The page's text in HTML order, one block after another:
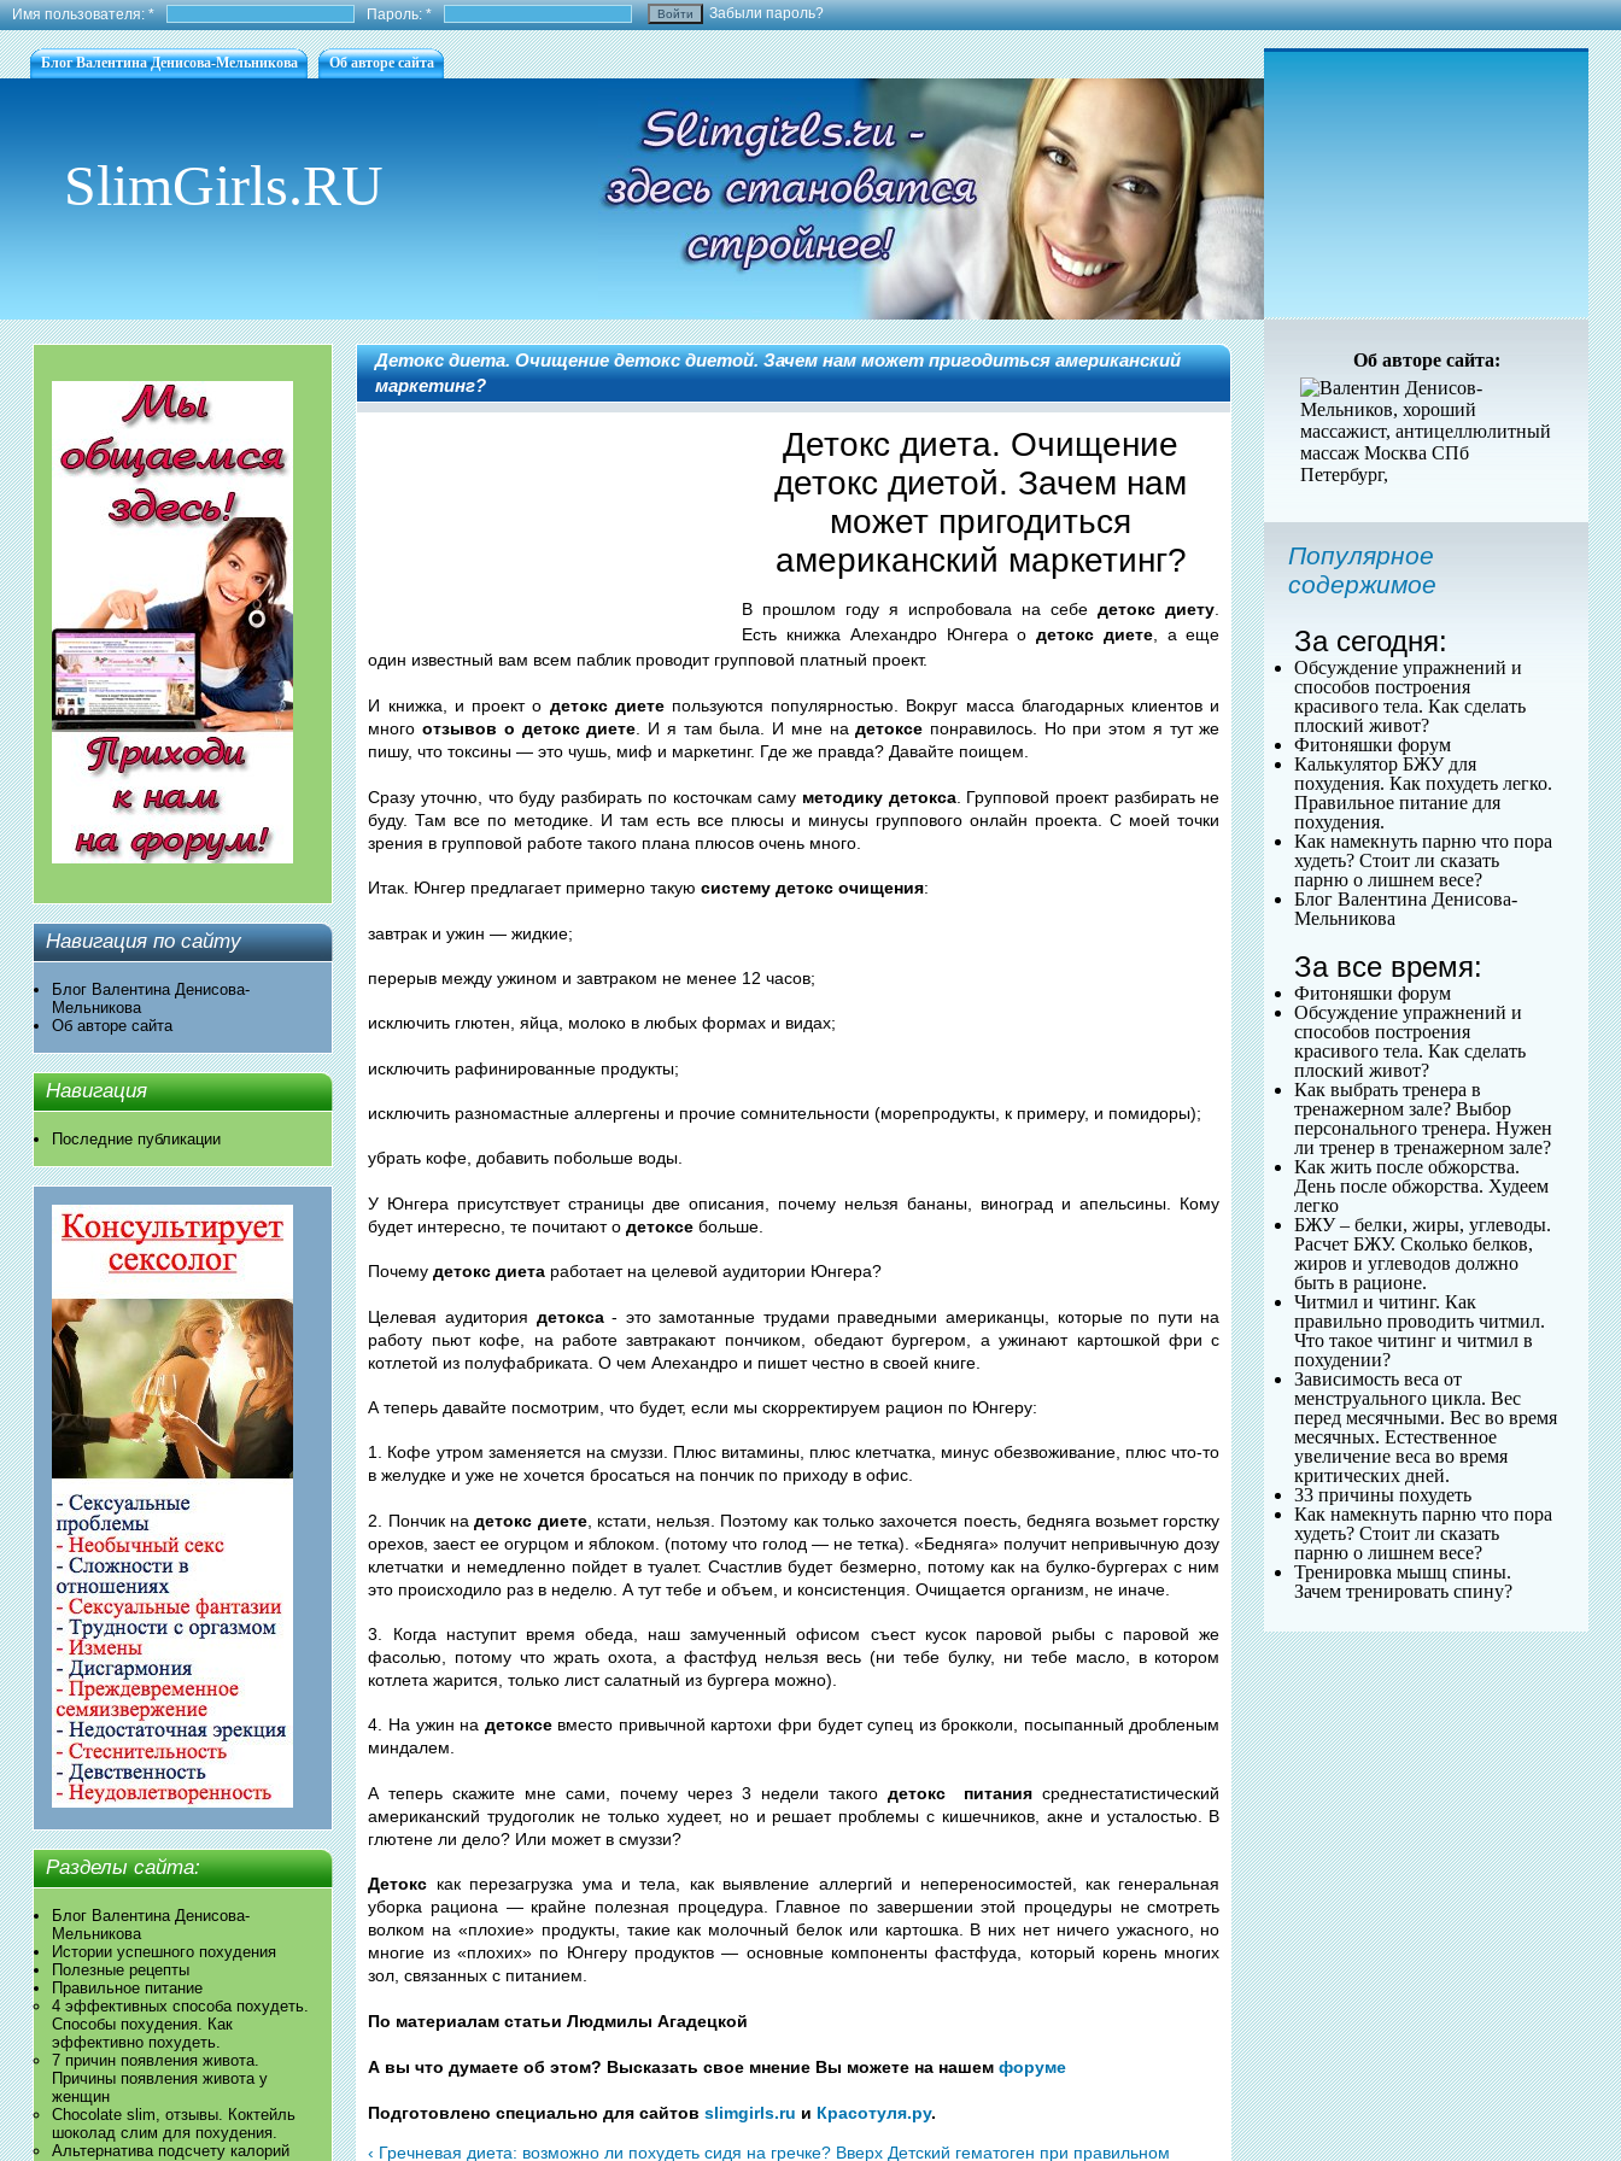
Имя пользователя:* Пароль:* Забыли пароль?
Блог Валентина Денисова-Мельникова Об авторе сайта
SlimGirls.RU
Навигация по сайту
Блог Валентина Денисова-
Мельникова
Об авторе сайта
Навигация
Последние публикации
Разделы сайта:
Блог Валентина Денисова-
Мельникова
Истории успешного похудения
Полезные рецепты
Правильное питание
4 эффективных способа похудеть.
Способы похудения. Как
эффективно похудеть.
7 причин появления живота.
Причины появления живота у
женщин
Chocolate slim, отзывы. Коктейль
шоколад слим для похудения.
Альтернатива подсчету калорий
Детокс диета. Очищение детокс диетой. Зачем нам может пригодиться американский
маркетинг?
Детокс диета. Очищение
детокс диетой. Зачем нам
может пригодиться
американский маркетинг?
В прошлом году я испробовала на себедетокс диету
Есть книжка Алехандро Юнгера одетокс диете, а еще
один известный вам всем паблик проводит групповой платный проект.
И книжка, и проект о детокс диетепользуются популярностью. Вокруг масса благодарных клиентов и
многоотзывов о детокс диете. И я там была. И мне надетоксе понравилось. Но при этом я тут же
пишу, что токсины — это чушь, миф и маркетинг. Где же правда? Давайте поищем.
Сразу уточню, что буду разбирать по косточкам саму методику детокса. Групповой проект разбирать не
буду. Там все по методике. И там есть все плюсы и минусы группового онлайн проекта. С моей точки
зрения в групповой работе такого плана плюсов очень много.
Итак. Юнгер предлагает примерно такуюсистему детокс очищения:
завтрак и ужин — жидкие;
перерыв между ужином и завтраком не менее 12 часов;
исключить глютен, яйца, молоко в любых формах и видах;
исключить рафинированные продукты;
исключить разномастные аллергены и прочие сомнительности (морепродукты, к примеру, и помидоры);
убрать кофе, добавить побольше воды.
У Юнгера присутствует страницы две описания, почему нельзя бананы, виноград и апельсины. Кому
будет интересно, те почитают одетоксе больше.
Почемудетокс диета работает на целевой аудитории Юнгера?
Целевая аудитория детокса- это замотанные трудами праведными американцы, которые по пути на
работу пьют кофе, на работе завтракают пончиком, обедают бургером, а ужинают картошкой фри с
котлетой из полуфабриката. О чем Алехандро и пишет честно в своей книге.
А теперь давайте посмотрим, что будет, если мы скорректируем рацион по Юнгеру:
1. Кофе утром заменяется на смуззи. Плюс витамины, плюс клетчатка, минус обезвоживание, плюс что-то
в желудке и уже не хочется бросаться на пончик по приходу в офис.
2. Пончик надетокс диете, кстати, нельзя. Поэтому как только захочется поесть, бедняга возьмет горстку
орехов, заест ее огурцом и яблоком. (потому что голод — не тетка). «Бедняга» получит непривычную дозу
клетчатки и немедленно пойдет в туалет. Счастлив будет безмерно, потому как на булко-бургерах с ним
это происходило раз в неделю. А тут тебе и объем, и консистенция. Очищается организм, не иначе.
3. Когда наступит время обеда, наш замученный офисом съест кусок паровой рыбы с паровой же
фасолью, потому что жрать охота, а фастфуд нельзя весь (ни тебе булку, ни тебе масло, в котором
котлета жарится, только лист салатный из бургера можно).
4. На ужин на детоксевместо привычной картохи фри будет супец из брокколи, посыпанный дробленым
миндалем.
А теперь скажите мне сами, почему через 3 недели такого детокс питания среднестатистический
американский трудоголик не только худеет, но и решает проблемы с кишечников, акне и усталостью. В
глютене ли дело? Или может в смуззи?
Детокс как перезагрузка ума и тела, как выявление аллергий и непереносимостей, как генеральная
уборка рациона — крайне полезная процедура. Главное по завершении этой процедуры не смотреть
волком на «плохие» продукты, такие как молочный белок или картошка. В них нет ничего ужасного, но
многие из «плохих» по Юнгеру продуктов — основные компоненты фастфуда, который корень многих
зол, связанных с питанием.
По материалам статьи Людмилы Агадецкой
А вы что думаете об этом? Высказать свое мнение Вы можете на нашемфоруме
Подготовлено специально для сайтовslimgirls.ru и Красотуля.ру.
‹ Гречневая диета: возможно ли похудеть сидя на гречке? Вверх Детский гематоген при правильном
Об авторе сайта:
Популярное
содержимое
За сегодня:
Обсуждение упражнений и
способов построения
красивого тела. Как сделать
плоский живот?
Фитоняшки форум
Калькулятор БЖУ для
похудения. Как похудеть легко.
Правильное питание для
похудения.
Как намекнуть парню что пора
худеть? Стоит ли сказать
парню о лишнем весе?
Блог Валентина Денисова-
Мельникова
За все время:
Фитоняшки форум
Обсуждение упражнений и
способов построения
красивого тела. Как сделать
плоский живот?
Как выбрать тренера в
тренажерном зале? Выбор
персонального тренера. Нужен
ли тренер в тренажерном зале?
Как жить после обжорства.
День после обжорства. Худеем
легко
БЖУ – белки, жиры, углеводы.
Расчет БЖУ. Сколько белков,
жиров и углеводов должно
быть в рационе.
Читмил и читинг. Как
правильно проводить читмил.
Что такое читинг и читмил в
похудении?
Зависимость веса от
менструального цикла. Вес
перед месячными. Вес во время
месячных. Естественное
увеличение веса во время
критических дней.
33 причины похудеть
Как намекнуть парню что пора
худеть? Стоит ли сказать
парню о лишнем весе?
Тренировка мышц спины.
Зачем тренировать спину?